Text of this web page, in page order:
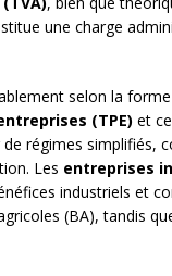
une charge
selon la
(TPE) et
régimes simplifiés,
Les entreprises
industriels et
(BA), tandis